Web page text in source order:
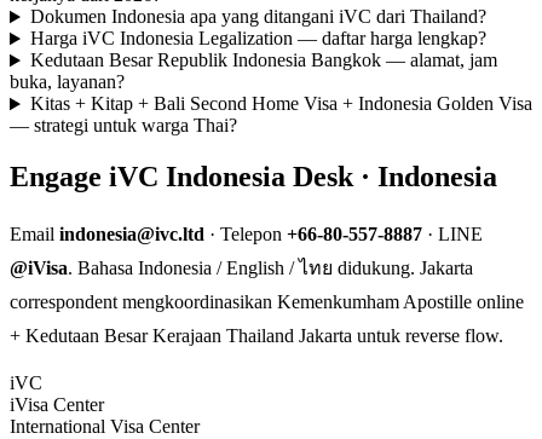
Dokumen Indonesia apa yang ditangani iVC dari Thailand?
Harga iVC Indonesia Legalization — daftar harga lengkap?
Kedutaan Besar Republik Indonesia Bangkok — alamat, jam
buka, layanan?
Kitas + Kitap + Bali Second Home Visa + Indonesia Golden Visa
— strategi untuk warga Thai?
Engage iVC Indonesia Desk · Indonesia
Email indonesia@ivc.ltd · Telepon +66-80-557-8887 · LINE
@iVisa. Bahasa Indonesia / English / ไทย didukung. Jakarta
correspondent mengkoordinasikan Kemenkumham Apostille online
+ Kedutaan Besar Kerajaan Thailand Jakarta untuk reverse flow.
iVC
iVisa Center
International Visa Center